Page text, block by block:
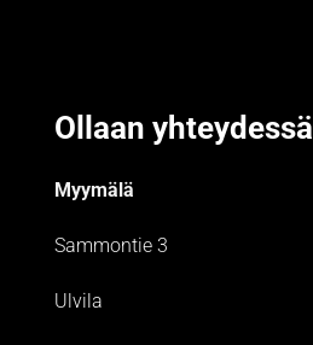
Ollaan yhteydessä
Myymälä
Sammontie 3
Ulvila